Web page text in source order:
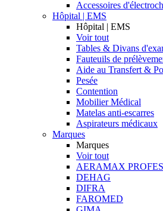
Accessoires
Hôpital | EMS
Hôpital | EMS
Voir tout
Tables & Divans
Fauteuils de
Aide au Transfert &
Pesée
Contention
Mobilier Médical
Matelas anti-escarres
Aspirateurs médicaux
Marques
Marques
Voir tout
AERAMAX
DEHAG
DIFRA
FAROMED